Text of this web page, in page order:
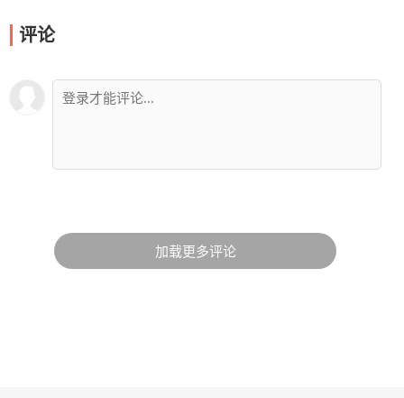
评论
加载更多评论